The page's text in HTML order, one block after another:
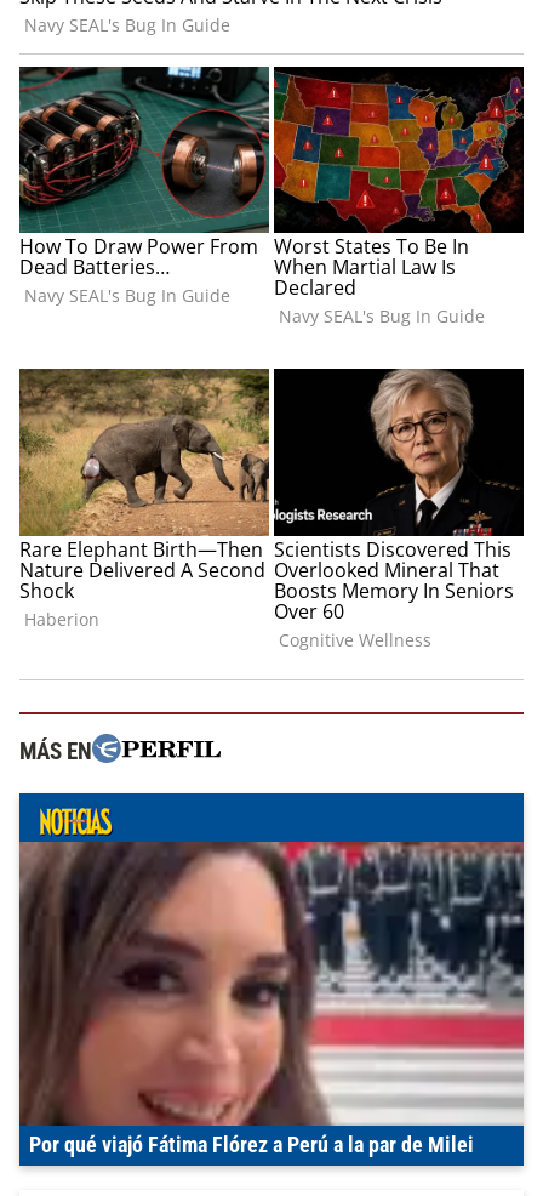
MÁS EN
Por qué viajó Fátima Flórez a Perú a la par de Milei